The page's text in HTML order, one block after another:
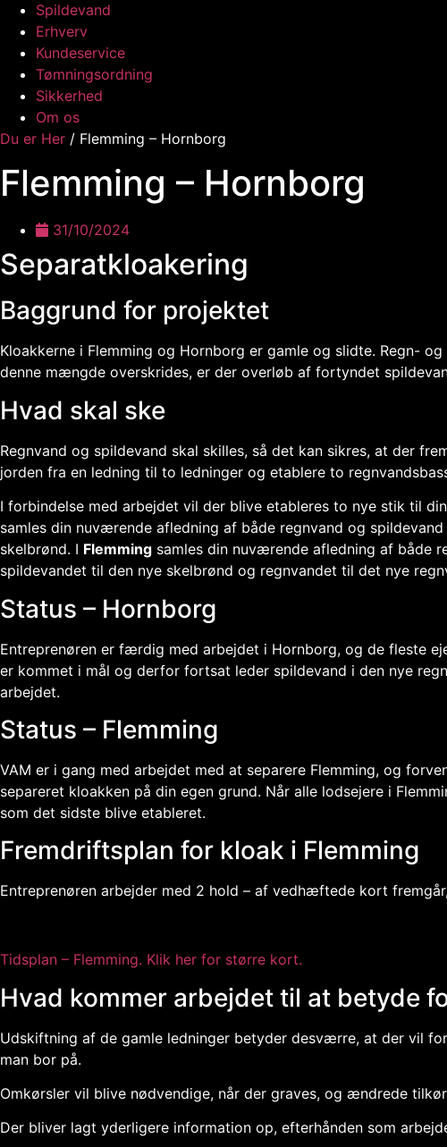
Spildevand
Erhverv
Kundeservice
Tømningsordning
Sikkerhed
Om os
Du er Her / Flemming – Hornborg
Flemming – Hornborg
31/10/2024
Separatkloakering
Baggrund for projektet
Kloakkerne i Flemming og Hornborg er gamle og slidte. Regn-
denne mængde overskrides, er der overløb af fortyndet
Hvad skal ske
Regnvand og spildevand skal skilles, så det kan sikres, at der
jorden fra en ledning til to ledninger og etablere to
I forbindelse med arbejdet vil der blive etableres to nye stik til
samles din nuværende afledning af både regnvand og
skelbrønd. I Flemming samles din nuværende afledning af både
spildevandet til den nye skelbrønd og regnvandet til det nye
Status – Hornborg
Entreprenøren er færdig med arbejdet i Hornborg, og de fleste
er kommet i mål og derfor fortsat leder spildevand i den nye
arbejdet.
Status – Flemming
VAM er i gang med arbejdet med at separere Flemming, og
separeret kloakken på din egen grund. Når alle lodsejere i
som det sidste blive etableret.
Fremdriftsplan for kloak i Flemming
Entreprenøren arbejder med 2 hold – af vedhæftede kort
Tidsplan – Flemming. Klik her for større kort.
Hvad kommer arbejdet til at betyde
Udskiftning af de gamle ledninger betyder desværre, at der vil
man bor på.
Omkørsler vil blive nødvendige, når der graves, og ændrede
Der bliver lagt yderligere information op, efterhånden som